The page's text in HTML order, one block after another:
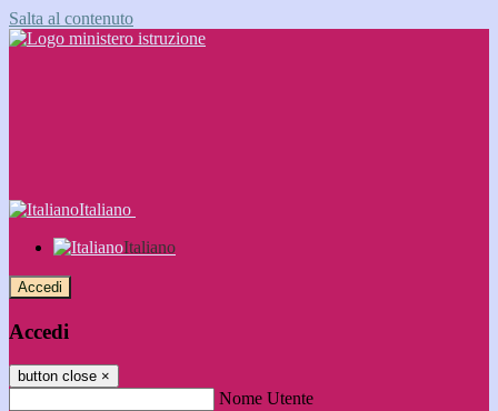
Salta al contenuto
Italiano
Italiano
Accedi
Accedi
button close ×
Nome Utente